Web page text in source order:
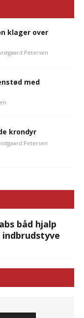
klager over
Petersen
med
krondyr
Petersen
båd hjalp